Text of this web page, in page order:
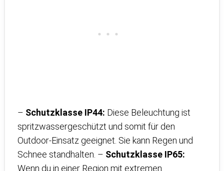
– Schutzklasse IP44: Diese Beleuchtung ist
spritzwassergeschützt und somit für den
Outdoor-Einsatz geeignet. Sie kann Regen und
Schnee standhalten. – Schutzklasse IP65:
Wenn du in einer Region mit extremen